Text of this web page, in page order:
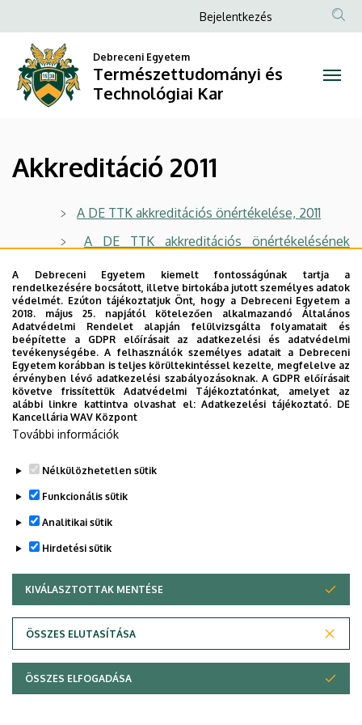
2011
Természettudományi
Technológiai
a
tartalomra
Anonim
fiók
menüje
Bejelentkezés
Debreceni Egyetem
Természettudományi és
Technológiai Kar
Akkreditáció 2011
A DE TTK akkreditációs önértékelése, 2011
A DE TTK akkreditációs önértékelésének
Legutóbbi frissítés: 2022. 08. 01. 19:20
Adatvédelem
Copyright © 2026 Unideb
A Debreceni Egyetem kiemelt fontosságúnak tartja a
rendelkezésére bocsátott, illetve birtokába jutott személyes adatok
védelmét. Ezúton tájékoztatjuk Önt, hogy a Debreceni Egyetem a
2018. május 25. napjától kötelezően alkalmazandó Általános
Adatvédelmi Rendelet alapján felülvizsgálta folyamatait és
beépítette a GDPR előírásait az adatkezelési és adatvédelmi
tevékenységébe. A felhasználók személyes adatait a Debreceni
Egyetem korábban is teljes körültekintéssel kezelte, megfelelve az
érvényben lévő adatkezelési szabályozásoknak. A GDPR előírásait
követve frissítettük Adatvédelmi Tájékoztatónkat, amelyet az
alábbi linkre kattintva olvashat el:Adatkezelési tájékoztató. DE
Kancellária WAV Központ
További információk
Nélkülözhetetlen sütik
Funkcionális sütik
Analitikai sütik
Hirdetési sütik
KIVÁLASZTOTTAK MENTÉSE
ÖSSZES ELUTASÍTÁSA
WITHDRAW CONSENT
ÖSSZES ELFOGADÁSA